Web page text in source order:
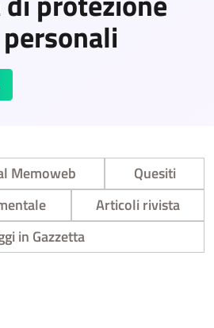
Memoweb
Quesiti
Articoli rivista
in Gazzetta